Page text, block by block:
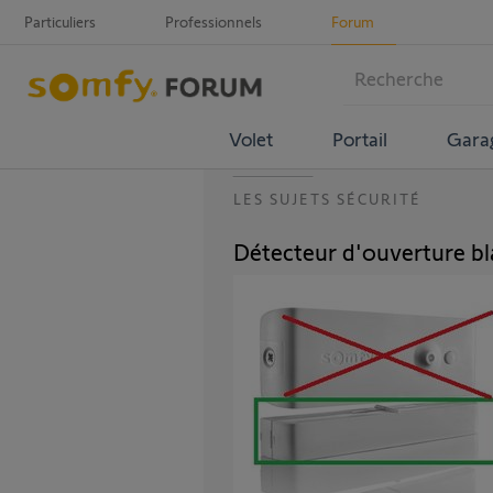
Particuliers Professionnels Forum
Volet Portail
LES SUJETS SÉCURITÉ
Détecteur d'ouverture